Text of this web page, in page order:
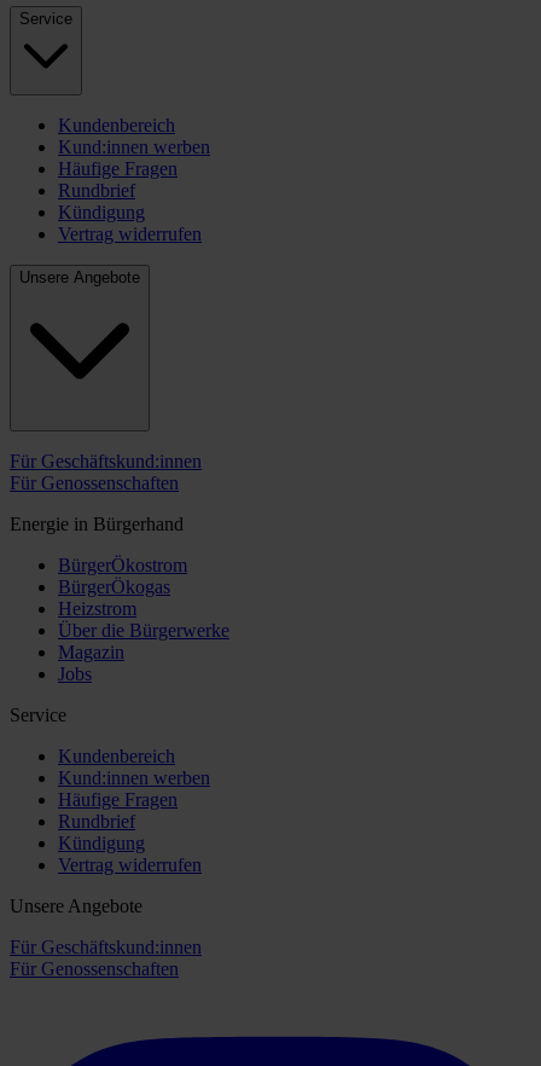
Service
Kundenbereich
Kund:innen werben
Häufige Fragen
Rundbrief
Kündigung
Vertrag widerrufen
Unsere Angebote
Für Geschäftskund:innen
Für Genossenschaften
Energie in Bürgerhand
BürgerÖkostrom
BürgerÖkogas
Heizstrom
Über die Bürgerwerke
Magazin
Jobs
Service
Kundenbereich
Kund:innen werben
Häufige Fragen
Rundbrief
Kündigung
Vertrag widerrufen
Unsere Angebote
Für Geschäftskund:innen
Für Genossenschaften